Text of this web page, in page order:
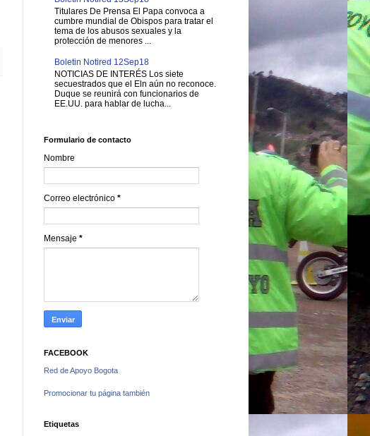
Titulares De Prensa El Papa convoca a
cumbre mundial de Obispos para tratar el
tema de los abusos sexuales y la
protección de menores ...
Boletin Notired 12Sep18
NOTICIAS DE INTERÉS Los siete
secuestrados que el Eln aún no reconoce.
Duque se reunirá con funcionarios de
EE.UU. para hablar de lucha...
Formulario de contacto
Nombre
Correo electrónico *
Mensaje *
FACEBOOK
Red de Apoyo Bogota
Promocionar tu página también
Etiquetas